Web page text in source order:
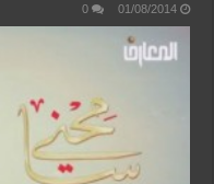
01/08/2014
0